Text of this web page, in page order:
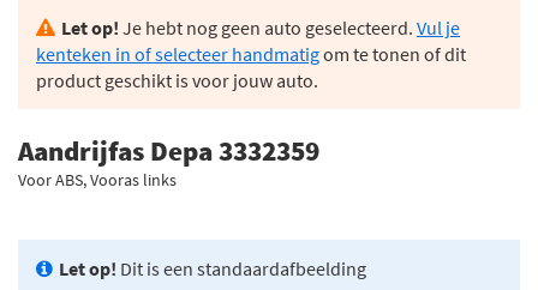
Let op! Je hebt nog geen auto geselecteerd. Vul je
kenteken in of selecteer handmatigom te tonen of dit
product geschikt is voor jouw auto.
Aandrijfas Depa 3332359
Voor ABS, Vooras links
Let op! Dit is een standaardafbeelding